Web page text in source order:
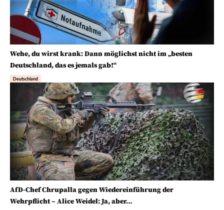
Wehe, du wirst krank: Dann möglichst nicht im „besten
Deutschland, das es jemals gab!“
Deutschland
AfD-Chef Chrupalla gegen Wiedereinführung der
Wehrpflicht – Alice Weidel: Ja, aber…